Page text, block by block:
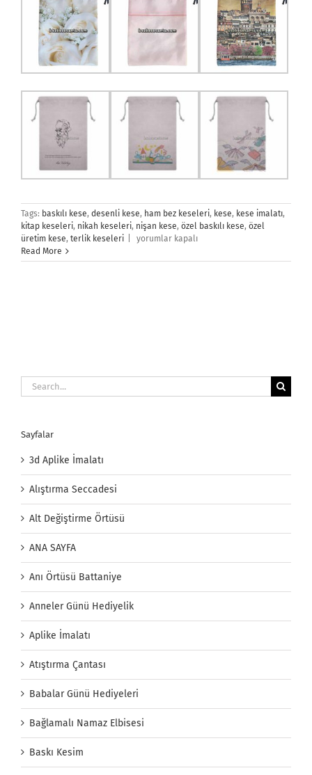
Tags: baskılı kese, desenli kese, ham bez keseleri, kese, kese imalatı,
kitap keseleri, nikah keseleri, nişan kese, özel baskılı kese, özel
üretim kese, terlik keseleri
Kese
için
yorumlar kapalı
Read More
Search
for:
Sayfalar
3d Aplike İmalatı
Alıştırma Seccadesi
Alt Değiştirme Örtüsü
ANA SAYFA
Anı Örtüsü Battaniye
Anneler Günü Hediyelik
Aplike İmalatı
Atıştırma Çantası
Babalar Günü Hediyeleri
Bağlamalı Namaz Elbisesi
Baskı Kesim